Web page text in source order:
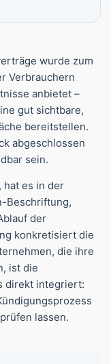
wurde zum
Verbrauchern
anbietet –
gut sichtbare,
bereitstellen.
abgeschlossen
sein.
hat es in der
Beschriftung,
der
konkretisiert die
die ihre
ist die
direkt integriert:
lassen.